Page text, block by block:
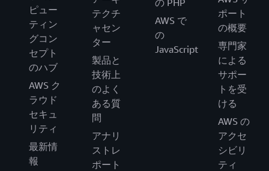
ピュー
ティン
グコン
セプト
のハブ
AWS ク
ラウド
セキュ
リティ
最新情
報
テクチ
ャセン
ター
製品と
技術上
のよく
ある質
問
アナリ
ストレ
ポート
AWS で
の
JavaScript
ポート
の概要
専門家
による
サポー
トを受
ける
AWS の
アクセ
シビリ
ティ